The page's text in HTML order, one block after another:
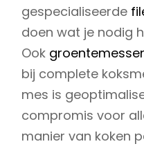
gespecialiseerde
doen wat je nodig
Ook
bij complete
mes is
compromis voor
manier van koken